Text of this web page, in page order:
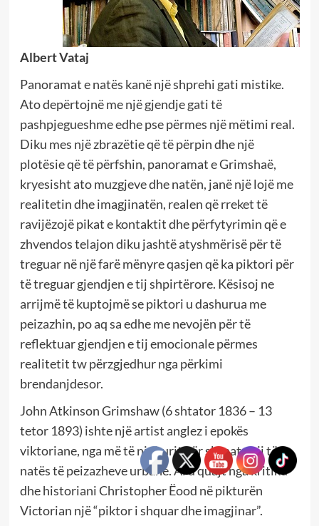
Albert Vataj
Panoramat e natës kanë një shprehi gati mistike.
Ato depërtojnë me një gjendje gati të
pashpjegueshme edhe pse përmes një mëtimi real.
Diku mes një zbrazëtie që të përpin dhe një
plotësie që të përfshin, panoramat e Grimshaë,
kryesisht ato muzgjeve dhe natën, janë një lojë me
realitetin dhe imagjinatën, realen që rreket të
ravijëzojë pikat e kontaktit dhe përfytyrimin që e
zhvendos telajon diku jashtë atyshmërisë për të
treguar në një farë mënyre qasjen që ka piktori për
të treguar gjendjen e tij shpirtërore. Kësisoj ne
arrijmë të kuptojmë se piktori u dashurua me
peizazhin, po aq sa edhe me nevojën për të
reflektuar gjendjen e tij emocionale përmes
realitetit tw përzgjedhur nga përkimi
brendanjdesor.
John Atkinson Grimshaw (6 shtator 1836 – 13
tetor 1893) ishte një artist anglez i epokës
viktoriane, nga më të njohurit për skenat e tij të
natës të peizazheve urbane. Ai u quajt nga kritiku
dhe historiani Christopher Ëood në pikturën
Victorian një “piktor i shquar dhe imagjinar”.